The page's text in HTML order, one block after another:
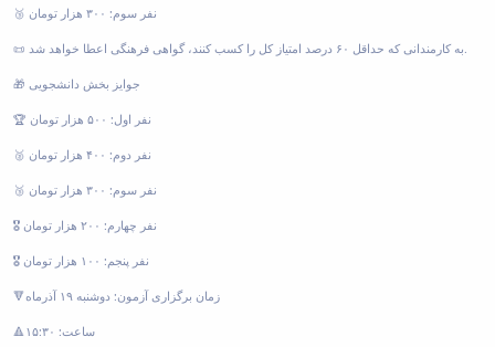
🥉 نفر سوم: ۳۰۰ هزار تومان
📜 به کارمندانی که حداقل ۶۰ درصد امتیاز کل را کسب کنند، گواهی فرهنگی اعطا خواهد شد.
🎁 جوایز بخش دانشجویی
🏆 نفر اول: ۵۰۰ هزار تومان
🥈 نفر دوم: ۴۰۰ هزار تومان
🥉 نفر سوم: ۳۰۰ هزار تومان
🎖 نفر چهارم: ۲۰۰ هزار تومان
🎖 نفر پنجم: ۱۰۰ هزار تومان
🔻زمان برگزاری آزمون: دوشنبه ۱۹ آذرماه
🔺ساعت: ۱۵:۳۰